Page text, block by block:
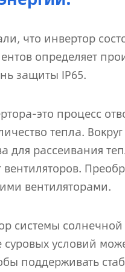
что инвертор
определяет
защиты IP65.
это процесс
тепла.
для рассеивания
вентиляторов.
вентиляторами.
системы
суровых условий
поддерживать